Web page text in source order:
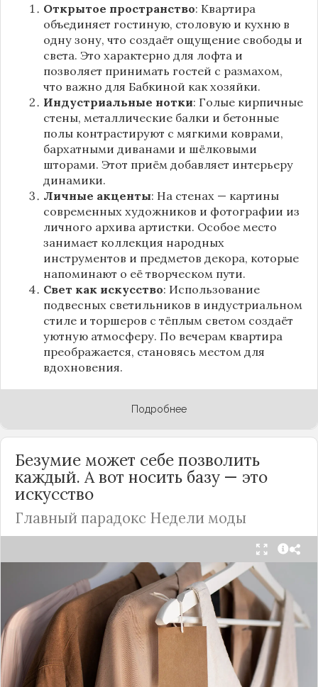
Открытое пространство: Квартира
объединяет гостиную, столовую и кухню в
одну зону, что создаёт ощущение свободы и
света. Это характерно для лофта и
позволяет принимать гостей с размахом,
что важно для Бабкиной как хозяйки.
Индустриальные нотки: Голые кирпичные
стены, металлические балки и бетонные
полы контрастируют с мягкими коврами,
бархатными диванами и шёлковыми
шторами. Этот приём добавляет интерьеру
динамики.
Личные акценты: На стенах — картины
современных художников и фотографии из
личного архива артистки. Особое место
занимает коллекция народных
инструментов и предметов декора, которые
напоминают о её творческом пути.
Свет как искусство: Использование
подвесных светильников в индустриальном
стиле и торшеров с тёплым светом создаёт
уютную атмосферу. По вечерам квартира
преображается, становясь местом для
вдохновения.
Подробнее
Безумие может себе позволить
каждый. А вот носить базу — это
искусство
Главный парадокс Недели моды
Принято считать, что Неделя моды в Париже —
это исключительно про безумные тренды, на
которые обычный человек посмотрит с
недоумением. Но самый интересный тренд этого
сезона был обращен к реальной жизни. Показы
доказали: истинная роскошь и мастерство стиля
заключаются не в эпатаже, а в виртуозном
владении базовыми вещами.